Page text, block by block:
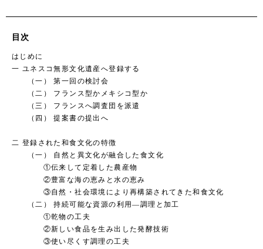
目次
はじめに
一 ユネスコ無形文化遺産へ登録する
（一） 第一回の検討会
（二） フランス型かメキシコ型か
（三） フランスへ調査団を派遣
（四） 提案書の提出へ
二 登録された和食文化の特徴
（一） 自然と異文化が融合した食文化
①伝来して定着した農産物
②豊富な海の恵みと水の恵み
③自然・社会環境により再構築されてきた和食文化
（二） 持続可能な資源の利用―調理と加工
①乾物の工夫
②新しい食品を生み出した発酵技術
③使い尽くす調理の工夫